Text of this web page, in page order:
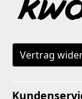
Vertrag